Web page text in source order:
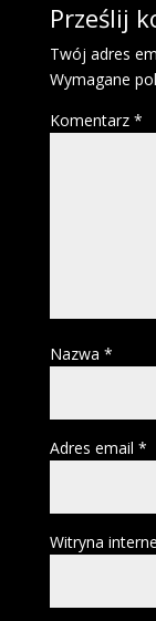
Prześlij
Twój adres
Wymagane
Komentarz *
Nazwa *
Adres email *
Witryna